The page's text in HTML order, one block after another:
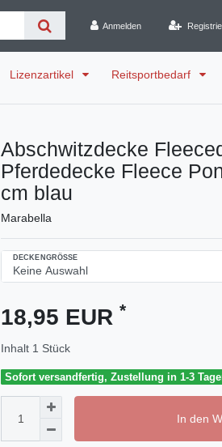
Anmelden
Lizenzartikel Reitsportbedarf
Abschwitzdecke
Pferdedecke Fleece
cm blau
Marabella
DECKENGRÖSSE
18,95 EUR *
Inhalt 1 Stück
Sofort versandfertig, Zustellung in 1-3
In den